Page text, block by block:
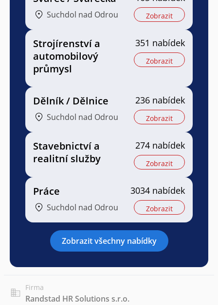
Suchdol nad Odrou Zobrazit
Strojírenství a
automobilový
průmysl
351 nabídek
Zobrazit
Dělník / Dělnice
Suchdol nad Odrou
236 nabídek
Zobrazit
Stavebnictví a
realitní služby
274 nabídek
Zobrazit
Práce
Suchdol nad Odrou
3034 nabídek
Zobrazit
Zobrazit všechny nabídky
Firma
Randstad HR Solutions s.r.o.